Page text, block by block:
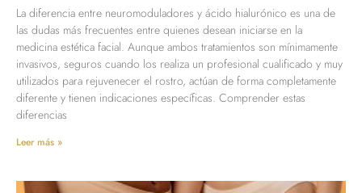
La diferencia entre neuromoduladores y ácido hialurónico es una de
las dudas más frecuentes entre quienes desean iniciarse en la
medicina estética facial. Aunque ambos tratamientos son mínimamente
invasivos, seguros cuando los realiza un profesional cualificado y muy
utilizados para rejuvenecer el rostro, actúan de forma completamente
diferente y tienen indicaciones específicas. Comprender estas
diferencias
Leer más »